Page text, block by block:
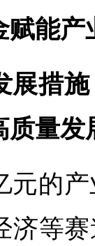
赋能产
展措
质量发
元的
济等